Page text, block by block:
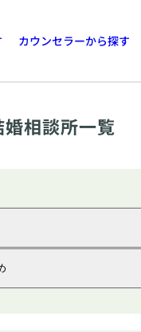
カウンセラーから探す
相談所一覧